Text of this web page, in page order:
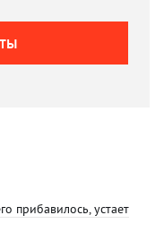
прибавилось, устает